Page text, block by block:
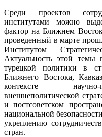
Среди проектов
институтами можно
фактор на Ближнем
проведенный в марте
Институтом
Актуальность этой темы
турецкой политики в
Ближнего Востока,
контексте научно-
внешнеполитической
и постсоветском
национальной
укреплению
стран.